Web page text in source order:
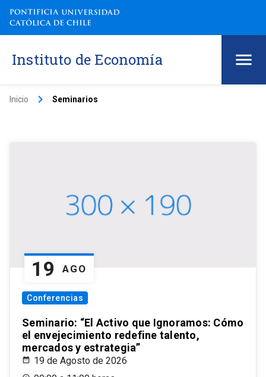
Instituto de Economía
Inicio keyboard_arrow_right Seminarios
19 AGO
Conferencias
Seminario: “El Activo que Ignoramos: Cómo
el envejecimiento redefine talento,
mercados y estrategia”
19 de Agosto de 2026